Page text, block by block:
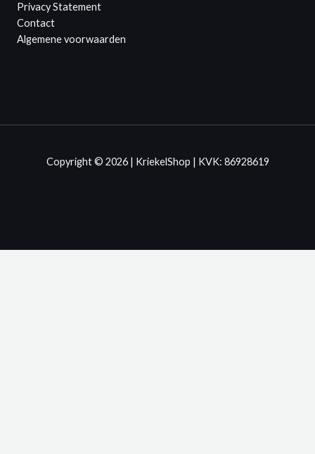
Privacy Statement
Contact
Algemene voorwaarden
Copyright © 2026 | KriekelShop | KVK: 86928619